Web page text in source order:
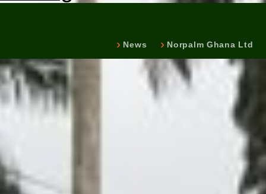
News Norpalm Ghana Ltd